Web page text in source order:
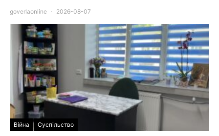
goverlaonline 2026-08-07
Війна Суспільство